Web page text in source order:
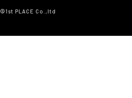
©1st PLACE Co.,ltd